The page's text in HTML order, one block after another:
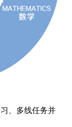
、多线任务并